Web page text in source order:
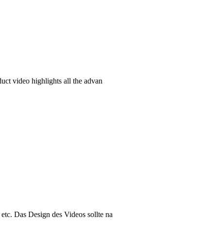
video highlights all the advan
Das Design des Videos sollte na